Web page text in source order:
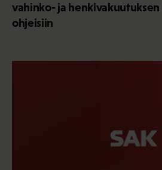
vahinko- ja henkivakuutuksen
ohjeisiin